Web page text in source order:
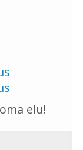
elu!